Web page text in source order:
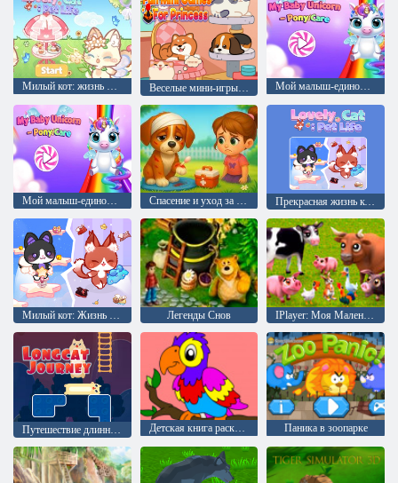
Милый кот: жизнь питомца Веселые мини-игры для принцесс Мой малыш-единорог: Уход за пони
Мой малыш-единорог Уход за пони 2 Спасение и уход за потерянными щенками Прекрасная жизнь кошачьего питомца
Милый кот: Жизнь питомца Легенды Снов IPlayer: Моя Маленькая Ферма
Детская книга раскрасок Паника в зоопарке